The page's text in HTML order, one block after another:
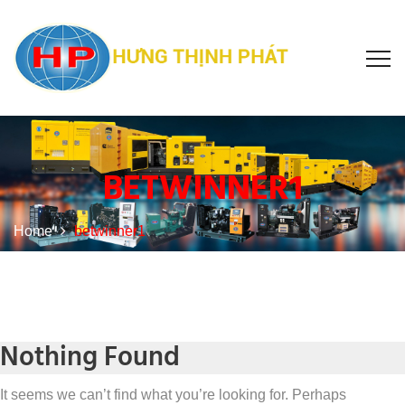
BETWINNER1
Home betwinner1
Nothing Found
It seems we can’t find what you’re looking for. Perhaps